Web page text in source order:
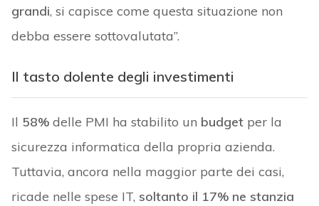
grandi, si capisce come questa situazione non
debba essere sottovalutata”.
Il tasto dolente degli investimenti
Il 58% delle PMI ha stabilito un budgetper la
sicurezza informatica della propria azienda.
Tuttavia, ancora nella maggior parte dei casi,
ricade nelle spese IT, soltanto il 17% ne stanzia